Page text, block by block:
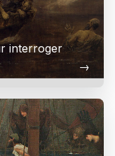
interroger
→